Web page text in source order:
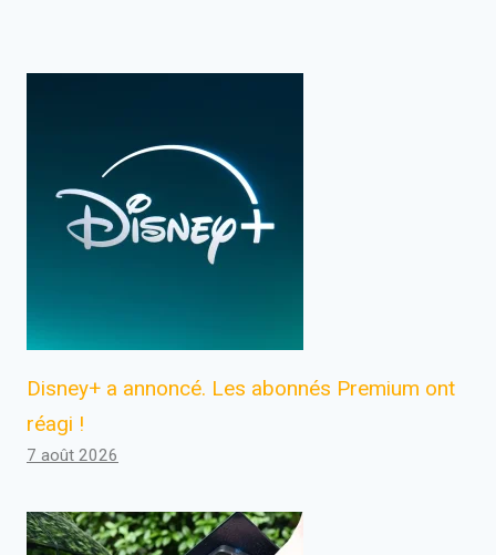
Disney+ a annoncé. Les abonnés Premium ont
réagi !
7 août 2026